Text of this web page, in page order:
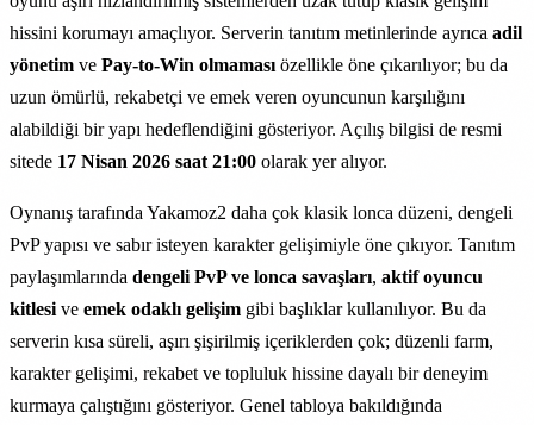
hissini korumayı amaçlıyor. Serverin tanıtım metinlerinde ayrıca adil
yönetim ve Pay-to-Win olmaması özellikle öne çıkarılıyor; bu da
uzun ömürlü, rekabetçi ve emek veren oyuncunun karşılığını
alabildiği bir yapı hedeflendiğini gösteriyor. Açılış bilgisi de resmi
sitede 17 Nisan 2026 saat 21:00 olarak yer alıyor.
Oynanış tarafında Yakamoz2 daha çok klasik lonca düzeni, dengeli
PvP yapısı ve sabır isteyen karakter gelişimiyle öne çıkıyor. Tanıtım
paylaşımlarında dengeli PvP ve lonca savaşları, aktif oyuncu
kitlesi ve emek odaklı gelişim gibi başlıklar kullanılıyor. Bu da
serverin kısa süreli, aşırı şişirilmiş içeriklerden çok; düzenli farm,
karakter gelişimi, rekabet ve topluluk hissine dayalı bir deneyim
kurmaya çalıştığını gösteriyor. Genel tabloya bakıldığında